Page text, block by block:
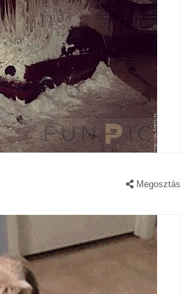
Megosztás